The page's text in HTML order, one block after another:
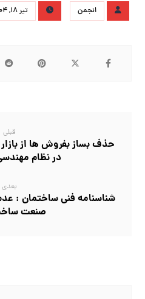
انجمن تیر ۱۸, ۱۴۰۴
قبلی
حذف بساز بفروش‌ ها از
در نظام
بعدی
شناسنامه فنی ساختمان :
صنعت